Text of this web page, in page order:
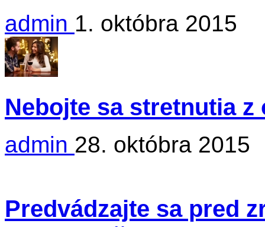
admin 1. októbra 2015
Nebojte sa stretnutia z
admin 28. októbra 2015
Predvádzajte sa pred